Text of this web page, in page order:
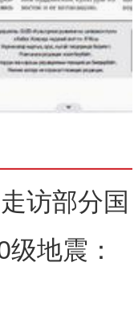
访部分国
地震：
亡和财产